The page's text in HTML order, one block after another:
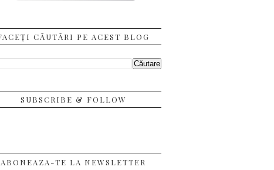
CĂUTĂRI PE ACEST BLOG
SUBSCRIBE & FOLLOW
ABONEAZA-TE LA NEWSLETTER